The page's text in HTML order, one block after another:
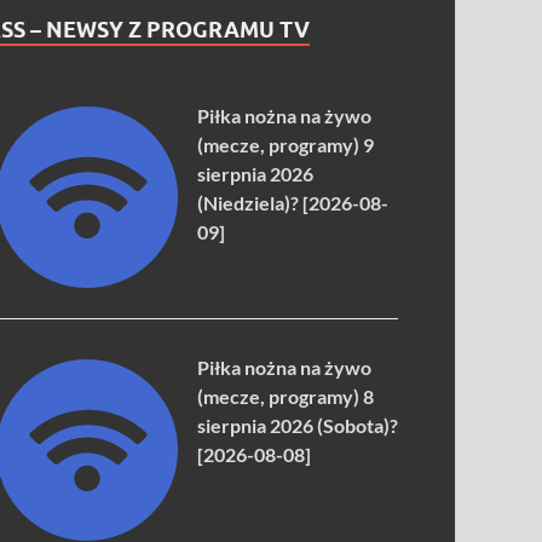
– NEWSY Z PROGRAMU TV
Piłka nożna na żywo
(mecze, programy) 9
sierpnia 2026
(Niedziela)? [2026-08-
09]
Piłka nożna na żywo
(mecze, programy) 8
sierpnia 2026 (Sobota)?
[2026-08-08]